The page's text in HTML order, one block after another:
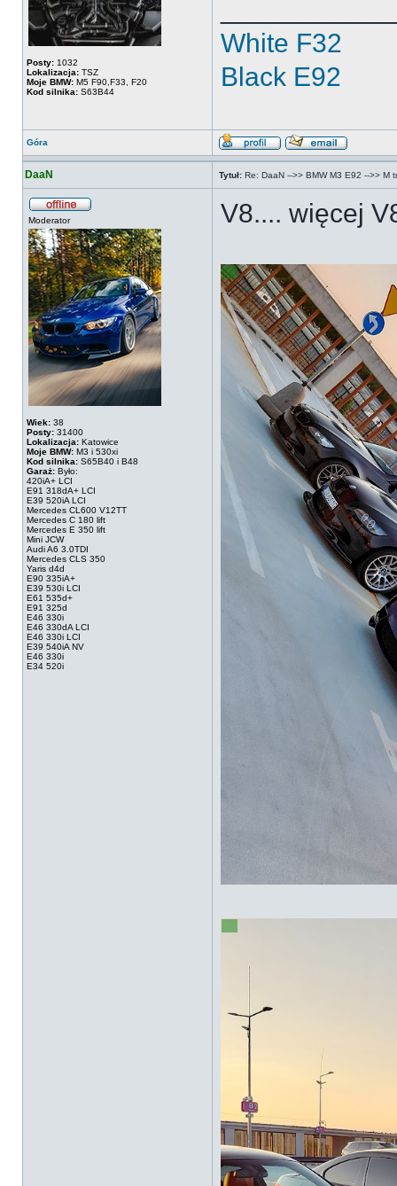
Posty: 1032
Lokalizacja: TSZ
Moje BMW: M5 F90,F33, F20
Kod silnika: S63B44
White F32
Black E92
Góra
DaaN Tytuł: Re: DaaN -->> BMW M3 E92 -->> M
Moderator
Wiek: 38
Posty: 31400
Lokalizacja: Katowice
Moje BMW: M3 i 530xi
Kod silnika: S65B40 i B48
Garaż: Było:
420iA+ LCI
E91 318dA+ LCI
E39 520iA LCI
Mercedes CL600 V12TT
Mercedes C 180 lift
Mercedes E 350 lift
Mini JCW
Audi A6 3.0TDI
Mercedes CLS 350
Yaris d4d
E90 335iA+
E39 530i LCI
E61 535d+
E91 325d
E46 330i
E46 330dA LCI
E46 330i LCI
E39 540iA NV
E46 330i
E34 520i
V8.... więcej